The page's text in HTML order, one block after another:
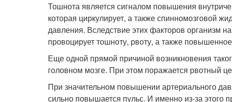
Тошнота является сигналом повышения
которая циркулирует, а также спинномозговой
давления. Вследствие этих факторов организм
провоцирует тошноту, рвоту, а также
Еще одной прямой причиной возникновения
головном мозге. При этом поражается рвотный
При значительном повышении артериального
сильно повышается пульс. И именно из-за этого